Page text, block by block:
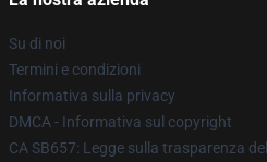
Su di noi
Termini e condizioni
Informativa sulla privacy
DMCA - Informativa sul copyright
CA SB657: Legge sulla trasparenza